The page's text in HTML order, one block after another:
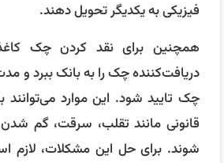
فیزیکی به یکدیگر تحویل دهند.
همچنین برای نقد کردن چک
دریافت‌کننده چک را به بانک ببرد و
چک تایید شود. این موارد
قانونی مانند تقلب، سرقت، گم
شوند. برای حل این مشکلات، لازم